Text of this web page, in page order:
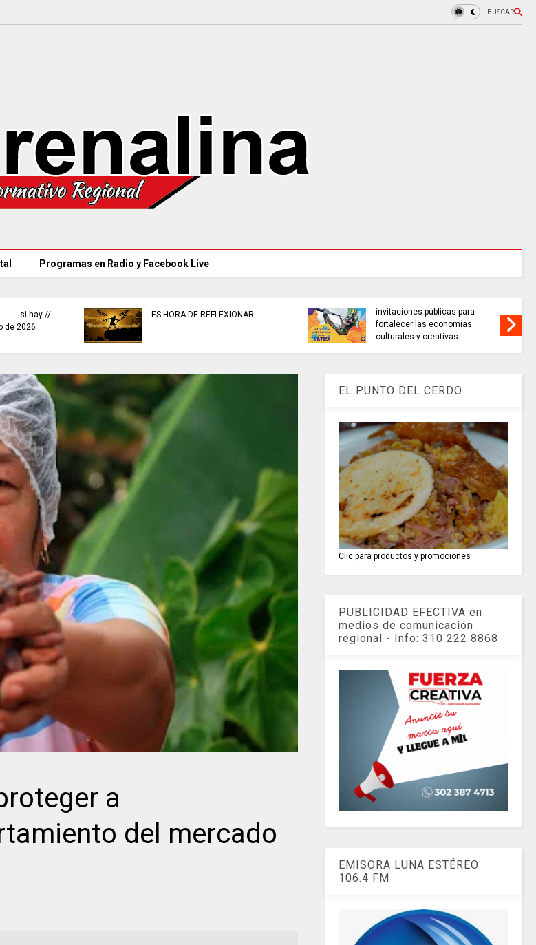
BUSCAR
Programas en Radio y Facebook Live
hay //
de 2026
ES HORA DE REFLEXIONAR
invitaciones públicas para
fortalecer las economías
culturales y creativas.
a
del mercado
EL PUNTO DEL CERDO
Clic para productos y promociones
PUBLICIDAD EFECTIVA en
medios de comunicación
regional - Info: 310 222 8868
EMISORA LUNA ESTÉREO
106.4 FM